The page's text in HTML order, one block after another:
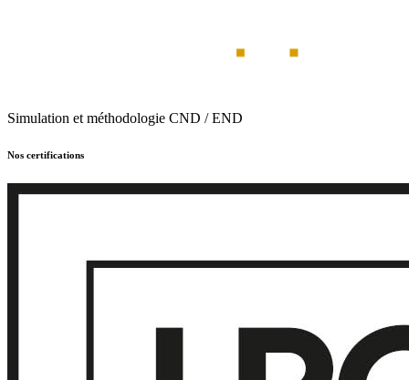
Simulation et méthodologie CND / END
Nos certifications